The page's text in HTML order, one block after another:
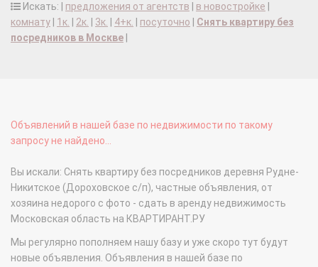
Искать: | предложения от агентств в новостройке
комнату
1к. 2к. 3к. 4+к. посуточно
Снять квартиру без
посредников в Москве
Объявлений в нашей базе по недвижимости по такому
запросу не найдено...
Вы искали: Снять квартиру без посредников деревня Рудне-
Никитское (Дороховское с/п), частные объявления, от
хозяина недорого с фото - сдать в аренду недвижимость
Московская область на КВАРТИРАНТ.РУ
Мы регулярно пополняем нашу базу и уже скоро тут будут
новые объявления. Объявления в нашей базе по